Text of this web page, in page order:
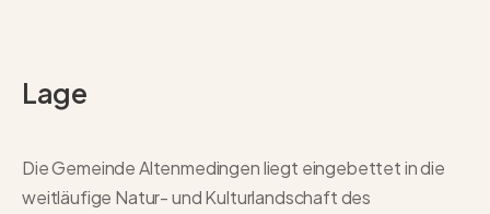
Lage
Die Gemeinde Altenmedingen liegt eingebettet in die
weitläufige Natur- und Kulturlandschaft des